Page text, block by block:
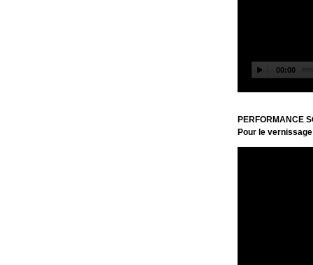
PERFORMANCE
Pour le